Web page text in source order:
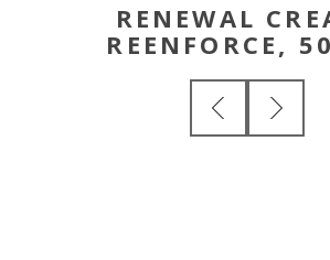
RENEWAL
REENFORCE,